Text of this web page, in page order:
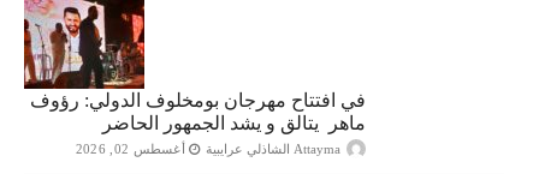
في افتتاح مهرجان بومخلوف الدولي: رؤوف
ماهر يتالق و يشد الجمهور الحاضر
Attayma الشاذلي عرايبية أغسطس 02, 2026